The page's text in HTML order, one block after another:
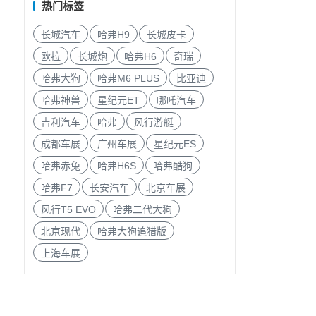
热门标签
长城汽车 哈弗H9
长城皮卡
欧拉
长城炮 哈弗H6
奇瑞
哈弗大狗
哈弗M6 PLUS
比亚迪
哈弗神兽
星纪元ET
哪吒汽车
吉利汽车
哈弗
风行游艇
成都车展
广州车展
星纪元ES
哈弗赤兔
哈弗H6S
哈弗酷狗
哈弗F7
长安汽车
北京车展
风行T5 EVO
哈弗二代大狗
北京现代
哈弗大狗追猎版
上海车展